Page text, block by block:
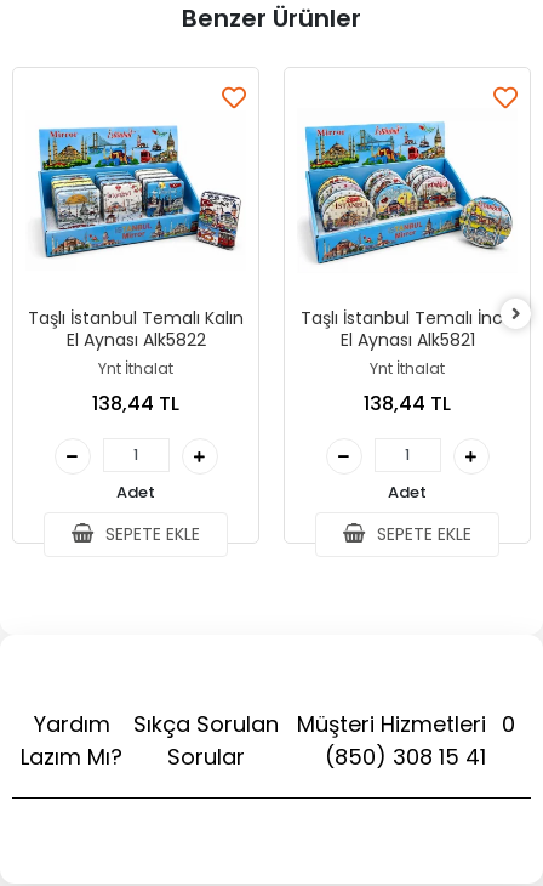
Benzer Ürünler
Taşlı İstanbul Temalı Kalın
El Aynası Alk5822
Ynt İthalat
138,44 TL
Adet
SEPETE EKLE
Taşlı İstanbul Temalı İnce
El Aynası Alk5821
Ynt İthalat
138,44 TL
Adet
SEPETE EKLE
Yardım
Lazım Mı?
Sıkça Sorulan
Sorular
Müşteri Hizmetleri 0
(850) 308 15 41